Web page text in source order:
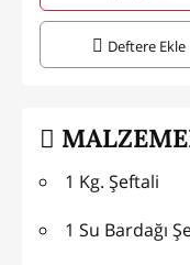
Deftere Ekle
1 Kg. Şeftali
1 Su Bardağı